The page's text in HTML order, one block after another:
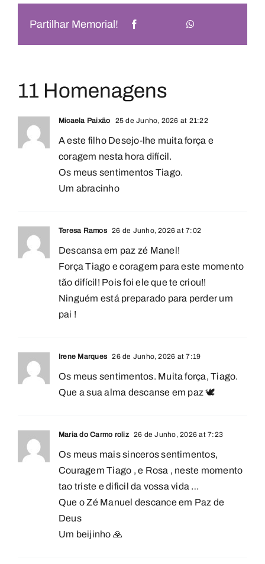
Partilhar Memorial!
11 Homenagens
Micaela Paixão 25 de Junho, 2026 at 21:22
A este filho Desejo-lhe muita força e
coragem nesta hora difícil.
Os meus sentimentos Tiago.
Um abracinho
Teresa Ramos 26 de Junho, 2026 at 7:02
Descansa em paz zé Manel!
Força Tiago e coragem para este momento
tão difícil! Pois foi ele que te criou!!
Ninguém está preparado para perder um
pai !
Irene Marques 26 de Junho, 2026 at 7:19
Os meus sentimentos. Muita força, Tiago.
Que a sua alma descanse em paz 🕊️
Maria do Carmo roliz 26 de Junho, 2026 at 7:23
Os meus mais sinceros sentimentos,
Couragem Tiago , e Rosa , neste momento
tao triste e dificil da vossa vida …
Que o Zé Manuel descance em Paz de
Deus
Um beijinho 🙏